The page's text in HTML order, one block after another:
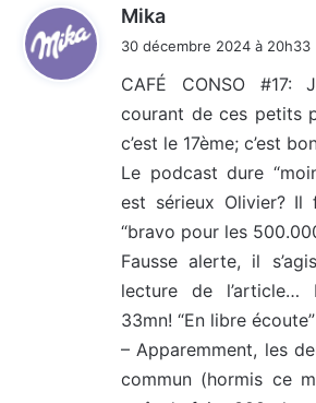
Mika
:
30 décembre 2024 à 20h33
CAFÉ CONSO #17:
courant de ces petits
c’est le 17ème; c’est
Le podcast dure
est sérieux Olivier?
“bravo pour les
Fausse alerte, il
lecture de
33mn! “En libre
– Apparemment, les
commun (hormis ce